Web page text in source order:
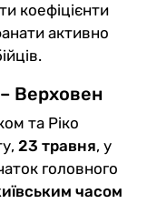
коефіцієнти
активно
Верховен
та Ріко
23 травня, у
головного
часом